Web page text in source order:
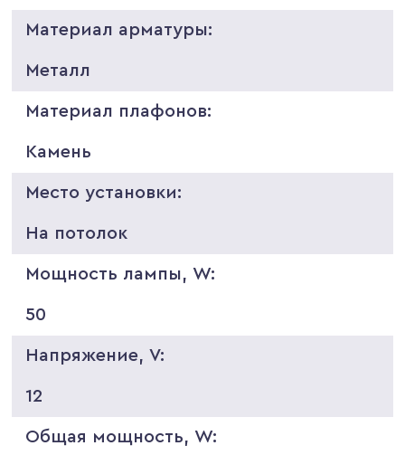
Материал арматуры:
Металл
Материал плафонов:
Камень
Место установки:
На потолок
Мощность лампы, W:
50
Напряжение, V:
12
Общая мощность, W: